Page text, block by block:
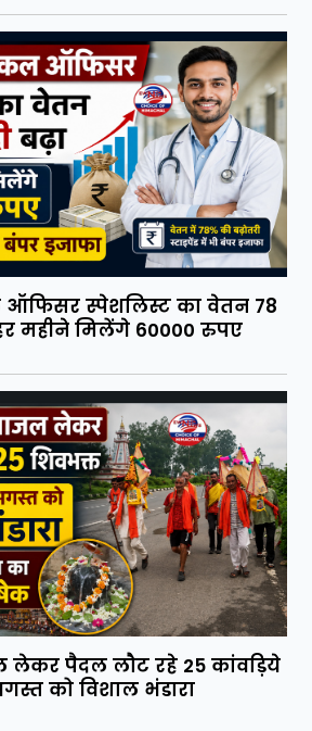
ऑफिसर स्पेशलिस्ट का वेतन 78
महीने मिलेंगे 60000 रुपए
लेकर पैदल लौट रहे 25 कांवड़िये
को विशाल भंडारा